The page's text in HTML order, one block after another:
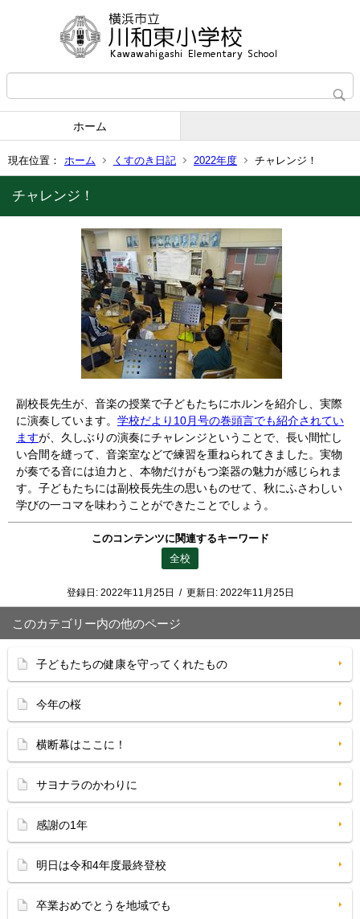
ホーム
現在位置： ホーム くすのき日記 2022年度 チャレンジ！
チャレンジ！
副校長先生が、音楽の授業で子どもたちにホルンを紹介し、実際
に演奏しています。 学校だより10月号の巻頭言でも紹介されてい
ますが、久しぶりの演奏にチャレンジということで、長い間忙し
い合間を縫って、音楽室などで練習を重ねられてきました。実物
が奏でる音には迫力と、本物だけがもつ楽器の魅力が感じられま
す。子どもたちには副校長先生の思いものせて、秋にふさわしい
学びの一コマを味わうことができたことでしょう。
このコンテンツに関連するキーワード
全校
登録日: 2022年11月25日 / 更新日: 2022年11月25日
このカテゴリー内の他のページ
子どもたちの健康を守ってくれたもの
今年の桜
横断幕はここに！
サヨナラのかわりに
感謝の1年
明日は令和4年度最終登校
卒業おめでとうを地域でも